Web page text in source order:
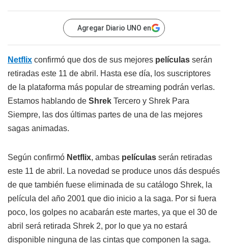
Agregar Diario UNO en
Netflix confirmó que dos de sus mejores películas serán
retiradas este 11 de abril. Hasta ese día, los suscriptores
de la plataforma más popular de streaming podrán verlas.
Estamos hablando de Shrek Tercero y Shrek Para
Siempre, las dos últimas partes de una de las mejores
sagas animadas.
Según confirmó Netflix, ambas películas serán retiradas
este 11 de abril. La novedad se produce unos dás después
de que también fuese eliminada de su catálogo Shrek, la
película del año 2001 que dio inicio a la saga. Por si fuera
poco, los golpes no acabarán este martes, ya que el 30 de
abril será retirada Shrek 2, por lo que ya no estará
disponible ninguna de las cintas que componen la saga.